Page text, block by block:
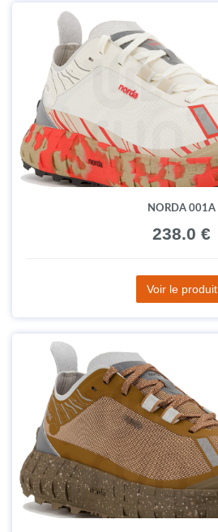
NORDA 001A
238.0 €
Voir le produit